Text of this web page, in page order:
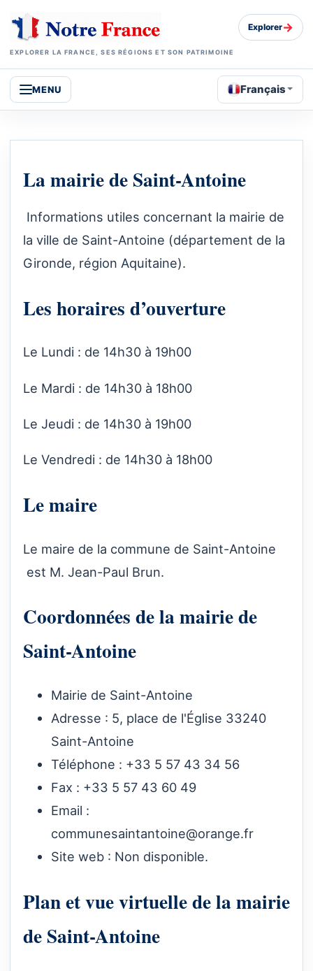
EXPLORER LA FRANCE, SES RÉGIONS ET SON PATRIMOINE
Explorer→
MENU Français
La mairie de Saint-Antoine
Informations utiles concernant la mairie de
la ville de Saint-Antoine (département de la
Gironde, région Aquitaine).
Les horaires d’ouverture
Le Lundi : de 14h30 à 19h00
Le Mardi : de 14h30 à 18h00
Le Jeudi : de 14h30 à 19h00
Le Vendredi : de 14h30 à 18h00
Le maire
Le maire de la commune de Saint-Antoine
est M. Jean-Paul Brun.
Coordonnées de la mairie de
Saint-Antoine
Mairie de Saint-Antoine
Adresse : 5, place de l'Église 33240
Saint-Antoine
Téléphone : +33 5 57 43 34 56
Fax : +33 5 57 43 60 49
Email :
communesaintantoine@orange.fr
Site web : Non disponible.
Plan et vue virtuelle de la mairie
de Saint-Antoine